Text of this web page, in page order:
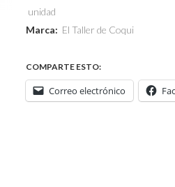
unidad
Marca: El Taller de Coqui
COMPARTE ESTO:
Correo electrónico